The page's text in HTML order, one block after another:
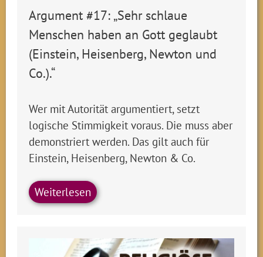
Argument #17: „Sehr schlaue
Menschen haben an Gott geglaubt
(Einstein, Heisenberg, Newton und
Co.).“
Wer mit Autorität argumentiert, setzt
logische Stimmigkeit voraus. Die muss aber
demonstriert werden. Das gilt auch für
Einstein, Heisenberg, Newton & Co.
Weiterlesen